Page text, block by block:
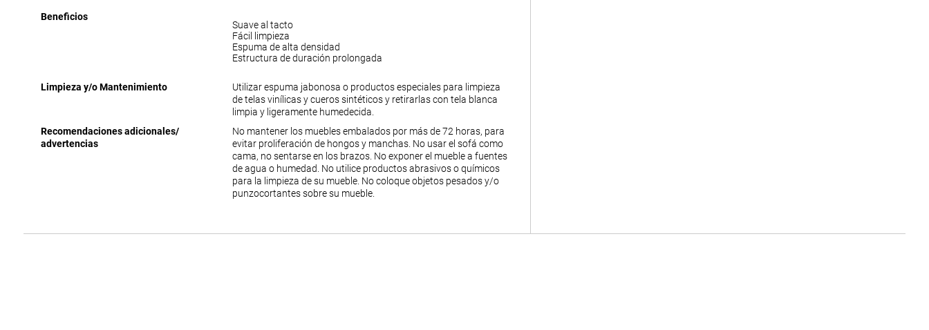
Beneficios
Suave al tacto
Fácil limpieza
Espuma de alta densidad
Estructura de duración prolongada
Limpieza y/o Mantenimiento
Utilizar espuma jabonosa o productos especiales para limpieza
de telas vinílicas y cueros sintéticos y retirarlas con tela blanca
limpia y ligeramente humedecida.
Recomendaciones adicionales/
advertencias
No mantener los muebles embalados por más de 72 horas, para
evitar proliferación de hongos y manchas. No usar el sofá como
cama, no sentarse en los brazos. No exponer el mueble a fuentes
de agua o humedad. No utilice productos abrasivos o químicos
para la limpieza de su mueble. No coloque objetos pesados y/o
punzocortantes sobre su mueble.